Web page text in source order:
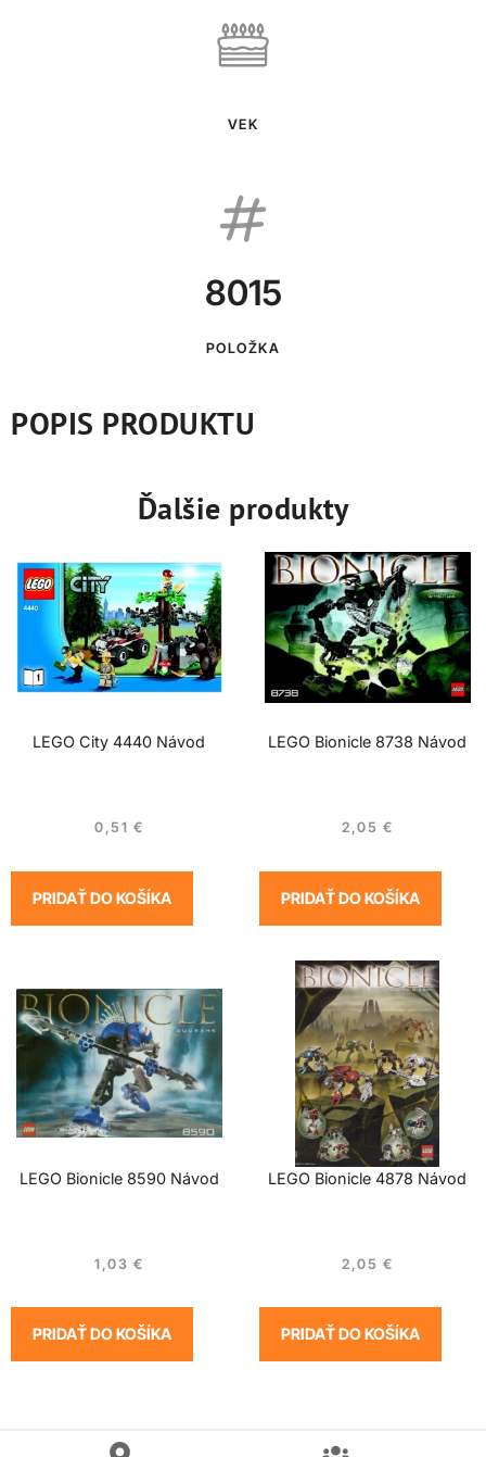
VEK
8015
POLOŽKA
POPIS PRODUKTU
Ďalšie produkty
LEGO City 4440 Návod
0,51 €
PRIDAŤ DO KOŠÍKA
LEGO Bionicle 8738 Návod
2,05 €
PRIDAŤ DO KOŠÍKA
LEGO Bionicle 8590 Návod
1,03 €
PRIDAŤ DO KOŠÍKA
LEGO Bionicle 4878 Návod
2,05 €
PRIDAŤ DO KOŠÍKA